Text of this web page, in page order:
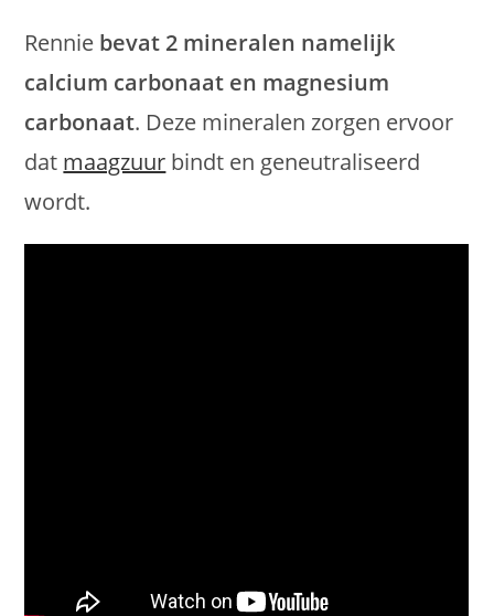
Rennie bevat 2 mineralen namelijk
calcium carbonaat en magnesium
carbonaat. Deze mineralen zorgen ervoor
dat maagzuur bindt en geneutraliseerd
wordt.